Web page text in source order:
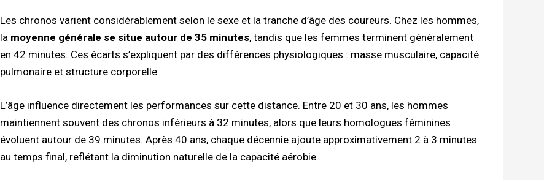
Les chronos varient considérablement selon le sexe et la tranche d’âge des coureurs. Chez les hommes,
la moyenne générale se situe autour de 35 minutes, tandis que les femmes terminent généralement
en 42 minutes. Ces écarts s’expliquent par des différences physiologiques : masse musculaire, capacité
pulmonaire et structure corporelle.
L’âge influence directement les performances sur cette distance. Entre 20 et 30 ans, les hommes
maintiennent souvent des chronos inférieurs à 32 minutes, alors que leurs homologues féminines
évoluent autour de 39 minutes. Après 40 ans, chaque décennie ajoute approximativement 2 à 3 minutes
au temps final, reflétant la diminution naturelle de la capacité aérobie.